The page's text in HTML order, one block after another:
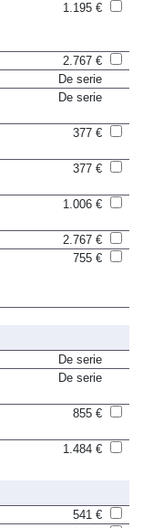
1.195 €
2.767 €
De serie
De serie
377 €
377 €
1.006 €
2.767 €
755 €
De serie
De serie
855 €
1.484 €
541 €